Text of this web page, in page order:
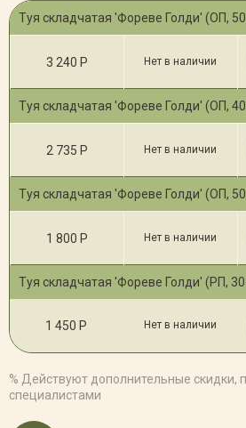
Туя складчатая 'Фореве Голди' (ОП,
3 240 Р Нет в наличии
Туя складчатая 'Фореве Голди' (ОП,
2 735 Р Нет в наличии
Туя складчатая 'Фореве Голди' (ОП,
1 800 Р Нет в наличии
Туя складчатая 'Фореве Голди' (РП,
1 450 Р Нет в наличии
% Действуют дополнительные скидки,
специалистами